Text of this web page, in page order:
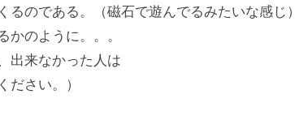
のである。（磁石で遊んでるみたいな感じ）
かのように。。。
出来なかった人は
ださい。）